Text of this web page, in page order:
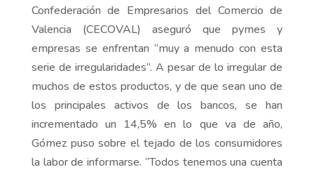
Confederación de Empresarios del Comercio de
Valencia (CECOVAL) aseguró que pymes y
empresas se enfrentan “muy a menudo con esta
serie de irregularidades”. A pesar de lo irregular de
muchos de estos productos, y de que sean uno de
los principales activos de los bancos, se han
incrementado un 14,5% en lo que va de año,
Gómez puso sobre el tejado de los consumidores
la labor de informarse. “Todos tenemos una cuenta